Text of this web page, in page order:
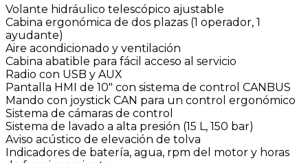
Volante hidráulico telescópico ajustable
Cabina ergonómica de dos plazas (1 operador, 1
ayudante)
Aire acondicionado y ventilación
Cabina abatible para fácil acceso al servicio
Radio con USB y AUX
Pantalla HMI de 10" con sistema de control CANBUS
Mando con joystick CAN para un control ergonómico
Sistema de cámaras de control
Sistema de lavado a alta presión (15 L, 150 bar)
Aviso acústico de elevación de tolva
Indicadores de batería, agua, rpm del motor y horas